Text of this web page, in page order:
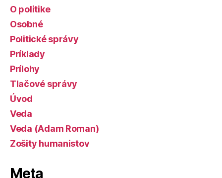
O politike
Osobné
Politické správy
Príklady
Prílohy
Tlačové správy
Úvod
Veda
Veda (Adam Roman)
Zošity humanistov
Meta